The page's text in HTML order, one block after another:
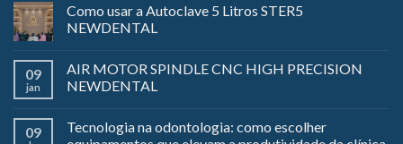
Como usar a Autoclave 5 Litros STER5
NEWDENTAL
09
jan
AIR MOTOR SPINDLE CNC HIGH PRECISION
NEWDENTAL
09
Tecnologia na odontologia: como escolher